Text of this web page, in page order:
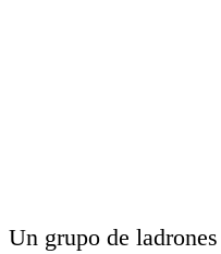
Un grupo de